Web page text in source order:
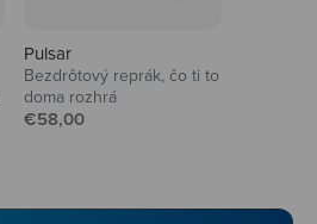
Pulsar
Bezdrôtový reprák, čo ti to
doma rozhrá
Predajná cena
€58,00